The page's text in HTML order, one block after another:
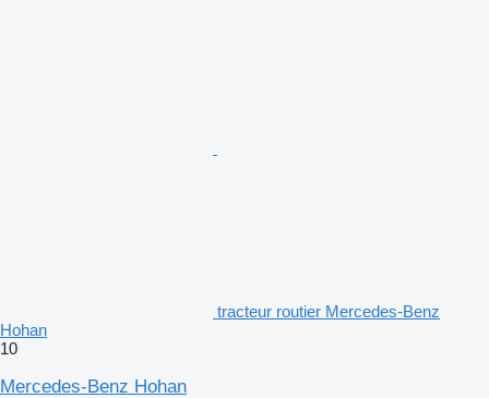
tracteur routier Mercedes-Benz
Hohan
10
Mercedes-Benz Hohan